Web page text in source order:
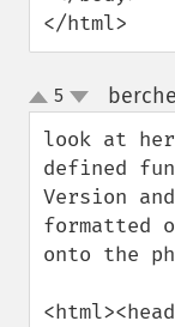
</html>
up
down
5
look at
defined
Version
formatted
onto the